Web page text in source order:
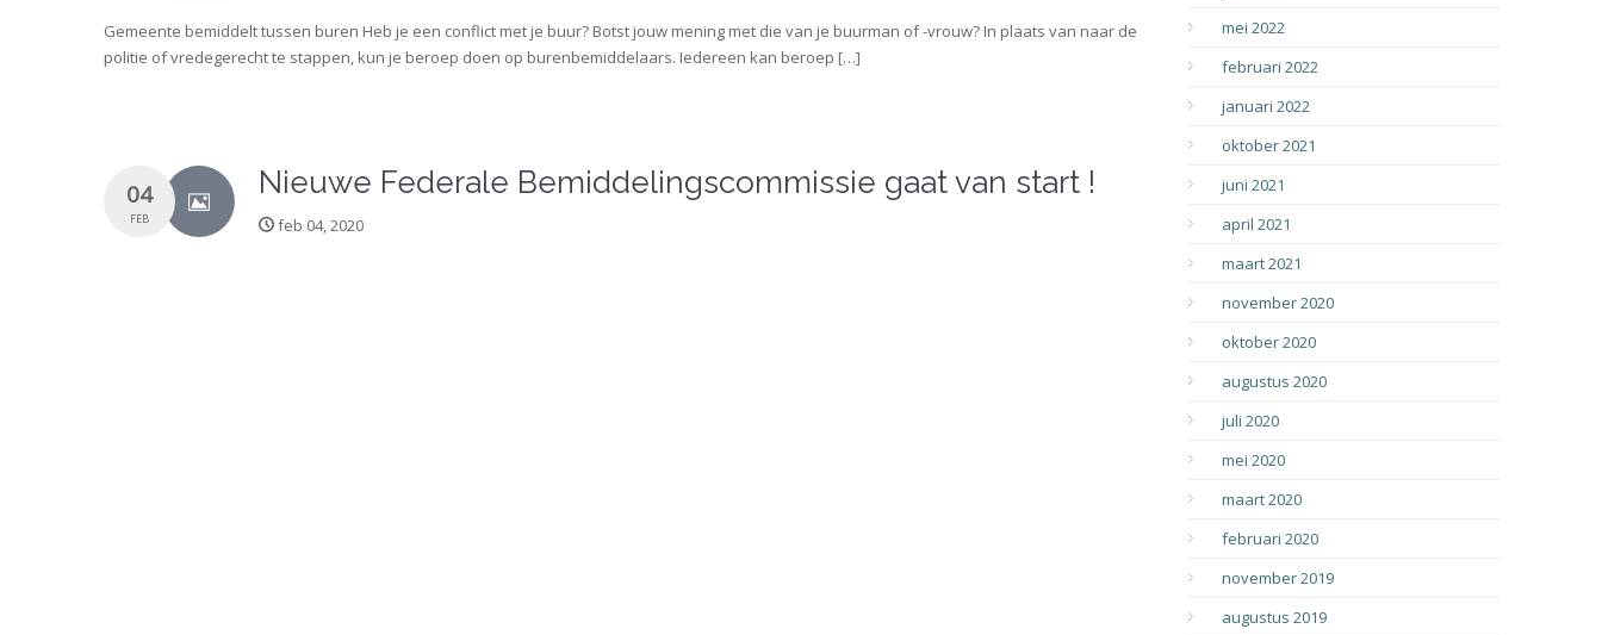
Gemeente bemiddelt tussen buren Heb je een conflict met je buur? Botst jouw mening met die van je buurman of -vrouw? In plaats van naar de
politie of vredegerecht te stappen, kun je beroep doen op burenbemiddelaars. Iedereen kan beroep […]
04
FEB
Nieuwe Federale Bemiddelingscommissie gaat van start !
feb 04, 2020
mei 2022
februari 2022
januari 2022
oktober 2021
juni 2021
april 2021
maart 2021
november 2020
oktober 2020
augustus 2020
juli 2020
mei 2020
maart 2020
februari 2020
november 2019
augustus 2019